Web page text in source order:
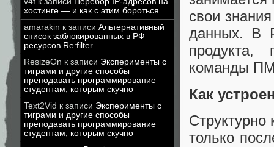
хостинге — и как с этим бороться
amarakin к записи Альтернативный
список заблокированных в РФ
ресурсов Re:filter
ResizeOn к записи Эксперименты с
тиграми и другие способы
преподавать программирование
студентам, которым скучно
Text2Vid к записи Эксперименты с
тиграми и другие способы
преподавать программирование
студентам, которым скучно
свои
данных. В
продукта,
команды
Как
Структурно
только